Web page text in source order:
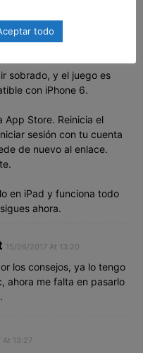
sobrado, y el juego es
con iPhone 6.
App Store. Reinicia el
sesión con tu cuenta
de nuevo al enlace.
en iPad y funciona todo
ahora.
15/06/2017 At 13:20
los consejos, ya lo tengo
ahora me falta en pasarlo
At 13:27
todo